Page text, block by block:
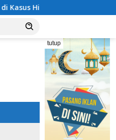
Geger! 5 Komisioner KPU
tutup